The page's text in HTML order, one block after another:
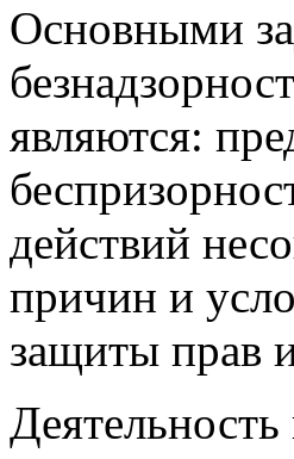
Основными
являются:
действий
причин и
защиты прав